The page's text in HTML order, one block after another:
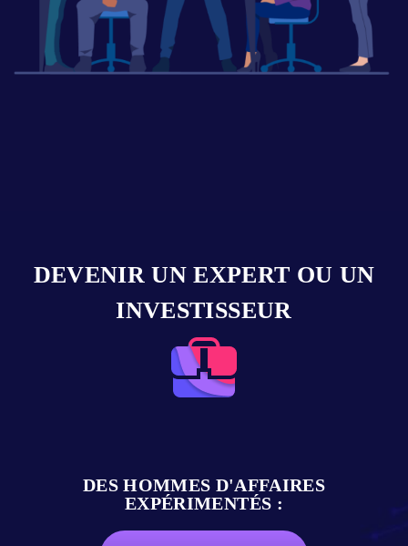
DEVENIR UN EXPERT OU UN
INVESTISSEUR
DES HOMMES D'AFFAIRES
EXPÉRIMENTÉS :